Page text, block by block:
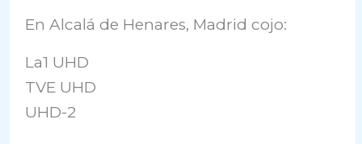
En Alcalá de Henares, Madrid cojo:
La1 UHD
TVE UHD
UHD-2